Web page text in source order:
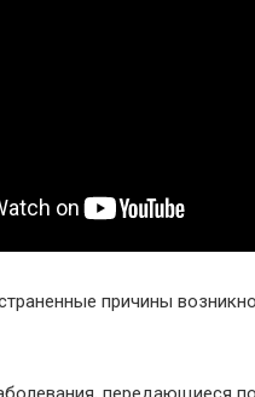
причины